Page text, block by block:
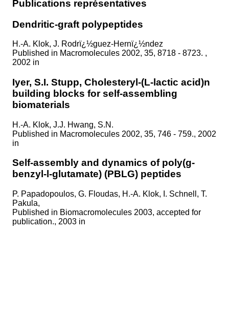
Publications représentatives
Dendritic-graft polypeptides
H.-A. Klok, J. Rodrï¿½guez-Hernï¿½ndez
Published in Macromolecules 2002, 35, 8718 - 8723. ,
2002 in
Iyer, S.I. Stupp, Cholesteryl-(L-lactic acid)n
building blocks for self-assembling
biomaterials
H.-A. Klok, J.J. Hwang, S.N.
Published in Macromolecules 2002, 35, 746 - 759., 2002
in
Self-assembly and dynamics of poly(g-
benzyl-l-glutamate) (PBLG) peptides
P. Papadopoulos, G. Floudas, H.-A. Klok, I. Schnell, T.
Pakula,
Published in Biomacromolecules 2003, accepted for
publication., 2003 in